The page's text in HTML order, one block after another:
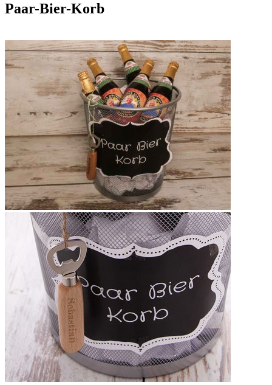
Paar-Bier-Korb